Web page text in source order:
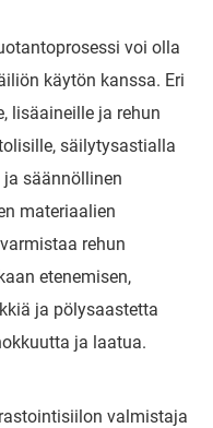
voi olla
käytön kanssa. Eri
lisäaineille ja rehun
säilytysastialla
säännöllinen
materiaalien
rehun
etenemisen,
ja pölysaastetta
ja laatua.
valmistaja